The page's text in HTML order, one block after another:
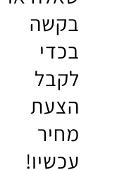
בקשה
בכדי
לקבל
הצעת
מחיר
עכשיו!